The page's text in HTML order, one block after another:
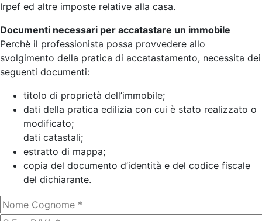
Irpef ed altre imposte relative alla casa.
Documenti necessari per accatastare un immobile
Perchè il professionista possa provvedere allo
svolgimento della pratica di accatastamento, necessita dei
seguenti documenti:
titolo di proprietà dell’immobile;
dati della pratica edilizia con cui è stato realizzato o
modificato;
dati catastali;
estratto di mappa;
copia del documento d’identità e del codice fiscale
del dichiarante.